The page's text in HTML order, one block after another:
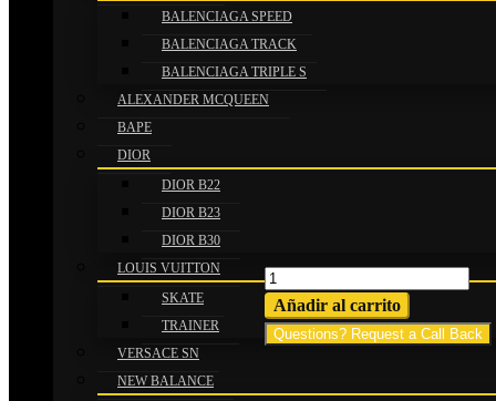
BALENCIAGA SPEED
BALENCIAGA TRACK
BALENCIAGA TRIPLE S
ALEXANDER MCQUEEN
BAPE
DIOR
DIOR B22
DIOR B23
DIOR B30
LOUIS VUITTON
SKATE
TRAINER
VERSACE SN
NEW BALANCE
Camiseta
Edición
Especial
x
Añadir al carrito
Questions? Request a Call Back